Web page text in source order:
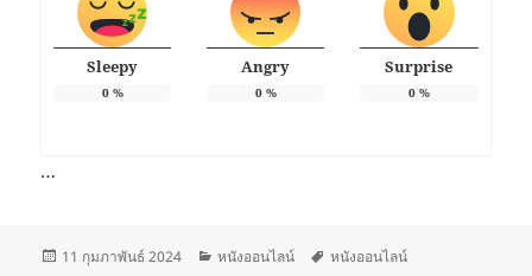
Sleepy
0%
Angry
0%
Surprise
0%
…
เขียน
11 กุมภาพันธ์ 2024
หมวด
หนังออนไลน์
ป้าย
หนังออนไลน์